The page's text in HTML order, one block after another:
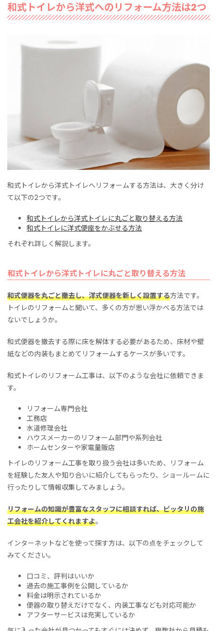
和式トイレから洋式へのリフォーム方法は2つ
和式トイレから洋式トイレへリフォームする方法は、大きく分け
て以下の2つです。
和式トイレから洋式トイレに丸ごと取り替える方法
和式トイレに洋式便座をかぶせる方法
それぞれ詳しく解説します。
和式トイレから洋式トイレに丸ごと取り替える方法
和式便器を丸ごと撤去し、洋式便器を新しく設置する方法です。
トイレのリフォームと聞いて、多くの方が思い浮かべる方法では
ないでしょうか。
和式便器を撤去する際に床を解体する必要があるため、床材や壁
紙などの内装もまとめてリフォームするケースが多いです。
和式トイレのリフォーム工事は、以下のような会社に依頼できま
す。
リフォーム専門会社
工務店
水道修理会社
ハウスメーカーのリフォーム部門や系列会社
ホームセンターや家電量販店
トイレのリフォーム工事を取り扱う会社は多いため、リフォーム
を経験した友人や知り合いに紹介してもらったり、ショールームに
行ったりして情報収集してみましょう。
リフォームの知識が豊富なスタッフに相談すれば、ピッタリの施
工会社を紹介してくれますよ。
インターネットなどを使って探す方は、以下の点をチェックして
みてください。
口コミ、評判はいいか
過去の施工事例を公開しているか
料金は明示されているか
便器の取り替えだけでなく、内装工事なども対応可能か
アフターサービスは充実しているか